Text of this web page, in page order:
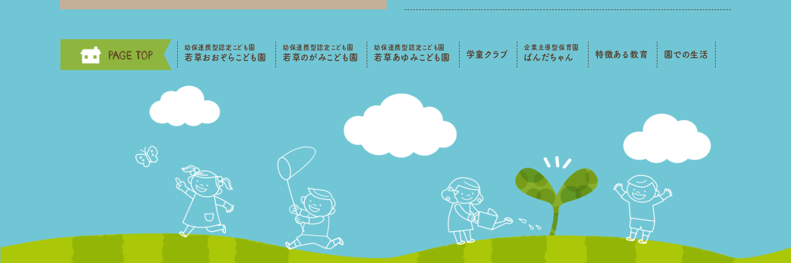
幼保連携型認定こども園
若草おおぞらこども園
幼保連携型認定こども園
若草のがみこども園
幼保連携型認定こども園
若草あゆみこども園 学童クラブ
企業主導型保育園
ぱんだちゃん 特徴ある教育 園での生活